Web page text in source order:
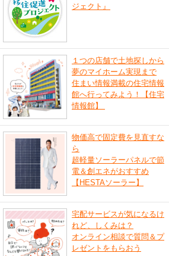
ジェクト』
１つの店舗で土地探しから
夢のマイホーム実現まで
住まい情報満載の住宅情報
館へ行ってみよう！【住宅
情報館】
物価高で固定費を見直すな
ら
超軽量ソーラーパネルで節
電＆創エネがおすすめ
【HESTAソーラー】
宅配サービスが気になるけ
れど、しくみは？
オンライン相談で質問＆プ
レゼントをもらおう